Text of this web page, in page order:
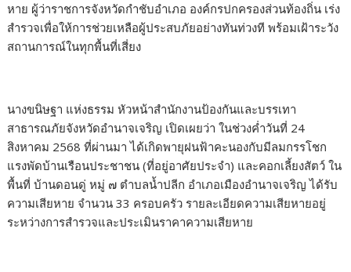
หาย ผู้ว่าราชการจังหวัดกำชับอำเภอ องค์กรปกครองส่วนท้องถิ่น เร่ง
สำรวจเพื่อให้การช่วยเหลือผู้ประสบภัยอย่างทันท่วงที พร้อมเฝ้าระวัง
สถานการณ์ในทุกพื้นที่เสี่ยง
นางขนิษฐา แห่งธรรม หัวหน้าสำนักงานป้องกันและบรรเทา
สาธารณภัยจังหวัดอำนาจเจริญ เปิดเผยว่า ในช่วงค่ำวันที่ 24
สิงหาคม 2568 ที่ผ่านมา ได้เกิดพายุฝนฟ้าคะนองกับมีลมกรรโชก
แรงพัดบ้านเรือนประชาชน (ที่อยู่อาศัยประจำ) และคอกเลี้ยงสัตว์ ใน
พื้นที่ บ้านดอนดู่ หมู่ ๗ ตำบลน้ำปลีก อำเภอเมืองอำนาจเจริญ ได้รับ
ความเสียหาย จำนวน 33 ครอบครัว รายละเอียดความเสียหายอยู่
ระหว่างการสำรวจและประเมินราคาความเสียหาย